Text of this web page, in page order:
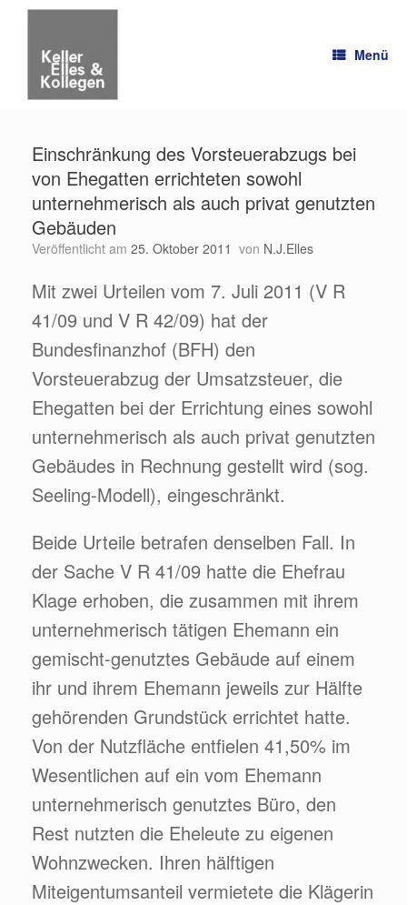
Menü
Einschränkung des Vorsteuerabzugs bei
von Ehegatten errichteten sowohl
unternehmerisch als auch privat genutzten
Gebäuden
Veröffentlicht am 25. Oktober 2011 von N.J.Elles
Mit zwei Urteilen vom 7. Juli 2011 (V R
41/09 und V R 42/09) hat der
Bundesfinanzhof (BFH) den
Vorsteuerabzug der Umsatzsteuer, die
Ehegatten bei der Errichtung eines sowohl
unternehmerisch als auch privat genutzten
Gebäudes in Rechnung gestellt wird (sog.
Seeling-Modell), eingeschränkt.
Beide Urteile betrafen denselben Fall. In
der Sache V R 41/09 hatte die Ehefrau
Klage erhoben, die zusammen mit ihrem
unternehmerisch tätigen Ehemann ein
gemischt-genutztes Gebäude auf einem
ihr und ihrem Ehemann jeweils zur Hälfte
gehörenden Grundstück errichtet hatte.
Von der Nutzfläche entfielen 41,50% im
Wesentlichen auf ein vom Ehemann
unternehmerisch genutztes Büro, den
Rest nutzten die Eheleute zu eigenen
Wohnzwecken. Ihren hälftigen
Miteigentumsanteil vermietete die Klägerin